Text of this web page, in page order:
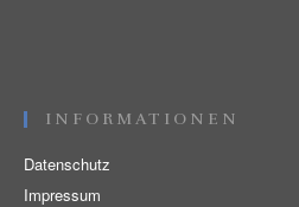
INFORMATIONEN
Datenschutz
Impressum